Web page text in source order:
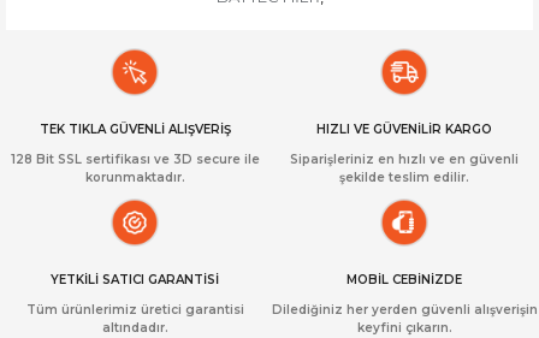
TEK TIKLA GÜVENLİ ALIŞVERİŞ
128 Bit SSL sertifikası ve 3D secure ile
korunmaktadır.
HIZLI VE GÜVENİLİR KARGO
Siparişleriniz en hızlı ve en güvenli
şekilde teslim edilir.
YETKİLİ SATICI GARANTİSİ
Tüm ürünlerimiz üretici garantisi
altındadır.
MOBİL CEBİNİZDE
Dilediğiniz her yerden güvenli alışverişin
keyfini çıkarın.